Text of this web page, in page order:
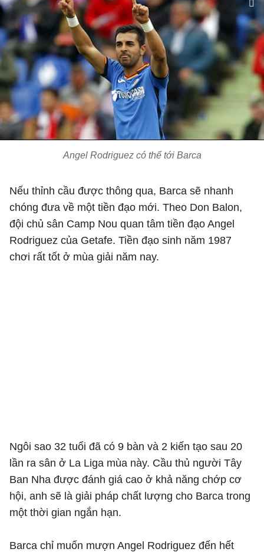
Angel Rodriguez có thể tới Barca
Nếu thỉnh cầu được thông qua, Barca sẽ nhanh
chóng đưa về một tiền đạo mới. Theo Don Balon,
đội chủ sân Camp Nou quan tâm tiền đạo Angel
Rodriguez của Getafe. Tiền đạo sinh năm 1987
chơi rất tốt ở mùa giải năm nay.
Ngôi sao 32 tuổi đã có 9 bàn và 2 kiến tạo sau 20
lần ra sân ở La Liga mùa này. Cầu thủ người Tây
Ban Nha được đánh giá cao ở khả năng chớp cơ
hội, anh sẽ là giải pháp chất lượng cho Barca trong
một thời gian ngắn hạn.
Barca chỉ muốn mượn Angel Rodriguez đến hết